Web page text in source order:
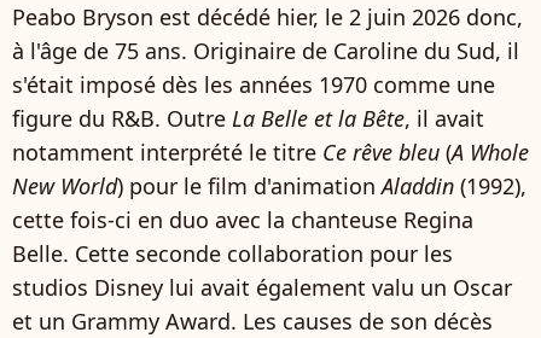
Peabo Bryson est décédé hier, le 2 juin 2026 donc,
à l'âge de 75 ans. Originaire de Caroline du Sud, il
s'était imposé dès les années 1970 comme une
figure du R&B. Outre La Belle et la Bête, il avait
notamment interprété le titre Ce rêve bleu (A Whole
New World) pour le film d'animationAladdin (1992),
cette fois-ci en duo avec la chanteuse Regina
Belle. Cette seconde collaboration pour les
studios Disney lui avait également valu un Oscar
et un Grammy Award. Les causes de son décès